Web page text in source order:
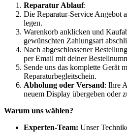
Reparatur Ablauf:
Die Reparatur-Service Angebot
legen.
Warenkorb anklicken und
gewünschten Zahlungsart
Nach abgeschlossener
per Email mit deiner
Sende uns das komplette Gerät
Reparaturbegleitschein.
Abholung oder Versand: Ihre
neuem Display übergeben oder
Warum uns wählen?
Experten-Team: Unser